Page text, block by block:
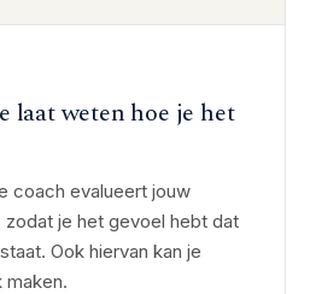
laat weten hoe je het
coach evalueert jouw
je het gevoel hebt dat
Ook hiervan kan je
maken.